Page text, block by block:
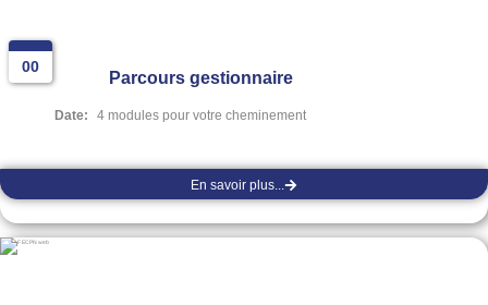
00
Parcours gestionnaire
Date: 4 modules pour votre cheminement
En savoir plus...